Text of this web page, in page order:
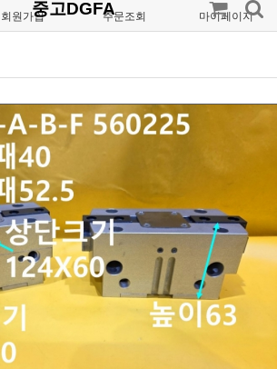
회원가입 주문조회 마이페이지
중고DGFA